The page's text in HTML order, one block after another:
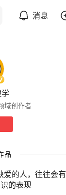
消息
域创作者
品
爱的人，往往会有
的表现